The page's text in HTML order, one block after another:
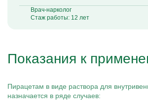
Врач-нарколог
Стаж работы: 12 лет
Показания к
Пирацетам в виде раствора для
назначается в ряде случаев: